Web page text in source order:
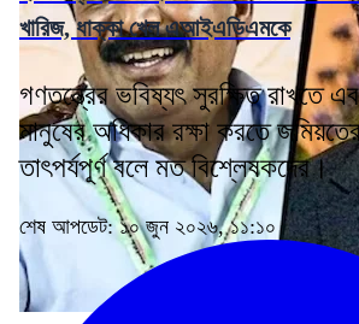
খারিজ, ধাক্কা খেল এআইএডিএমকে
গণতন্ত্রের ভবিষ্যৎ সুরক্ষিত রাখতে
মানুষের অধিকার রক্ষা করতে
তাৎপর্যপূর্ণ বলে মত বিশ্লেষকদের।
শেষ আপডেট: ১০ জুন ২০২৬, ১১:১০